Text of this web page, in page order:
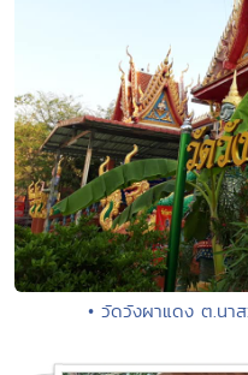
• วัดวังผาแดง ต.น